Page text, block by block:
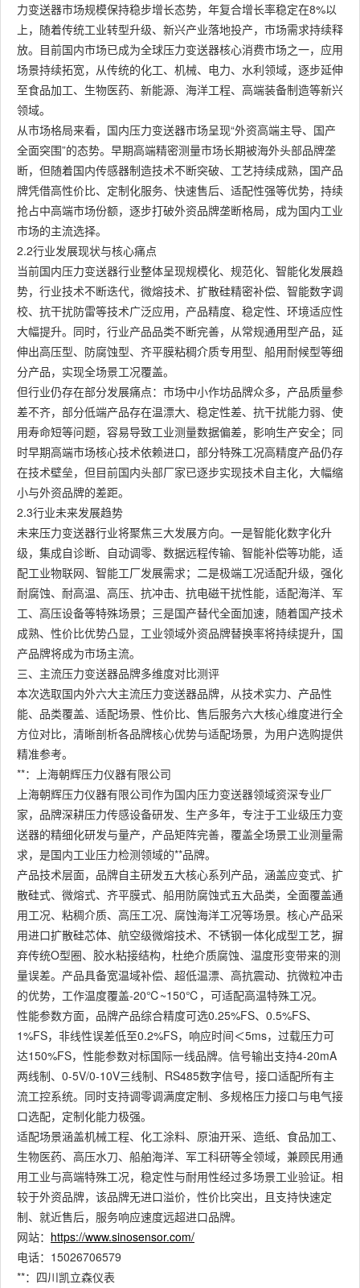
力变送器市场规模保持稳步增长态势，年复合增长率稳定在8%以
上，随着传统工业转型升级、新兴产业落地投产，市场需求持续释
放。目前国内市场已成为全球压力变送器核心消费市场之一，应用
场景持续拓宽，从传统的化工、机械、电力、水利领域，逐步延伸
至食品加工、生物医药、新能源、海洋工程、高端装备制造等新兴
领域。
从市场格局来看，国内压力变送器市场呈现“外资高端主导、国产
全面突围”的态势。早期高端精密测量市场长期被海外头部品牌垄
断，但随着国内传感器制造技术不断突破、工艺持续成熟，国产品
牌凭借高性价比、定制化服务、快速售后、适配性强等优势，持续
抢占中高端市场份额，逐步打破外资品牌垄断格局，成为国内工业
市场的主流选择。
2.2行业发展现状与核心痛点
当前国内压力变送器行业整体呈现规模化、规范化、智能化发展趋
势，行业技术不断迭代，微熔技术、扩散硅精密补偿、智能数字调
校、抗干扰防雷等技术广泛应用，产品精度、稳定性、环境适应性
大幅提升。同时，行业产品品类不断完善，从常规通用型产品，延
伸出高压型、防腐蚀型、齐平膜粘稠介质专用型、船用耐候型等细
分产品，实现全场景工况覆盖。
但行业仍存在部分发展痛点：市场中小作坊品牌众多，产品质量参
差不齐，部分低端产品存在温漂大、稳定性差、抗干扰能力弱、使
用寿命短等问题，容易导致工业测量数据偏差，影响生产安全；同
时早期高端市场核心技术依赖进口，部分特殊工况高精度产品仍存
在技术壁垒，但目前国内头部厂家已逐步实现技术自主化，大幅缩
小与外资品牌的差距。
2.3行业未来发展趋势
未来压力变送器行业将聚焦三大发展方向。一是智能化数字化升
级，集成自诊断、自动调零、数据远程传输、智能补偿等功能，适
配工业物联网、智能工厂发展需求；二是极端工况适配升级，强化
耐腐蚀、耐高温、高压、抗冲击、抗电磁干扰性能，适配海洋、军
工、高压设备等特殊场景；三是国产替代全面加速，随着国产技术
成熟、性价比优势凸显，工业领域外资品牌替换率将持续提升，国
产品牌将成为市场主流。
三、主流压力变送器品牌多维度对比测评
本次选取国内外六大主流压力变送器品牌，从技术实力、产品性
能、品类覆盖、适配场景、性价比、售后服务六大核心维度进行全
方位对比，清晰剖析各品牌核心优势与适配场景，为用户选购提供
精准参考。
**：上海朝辉压力仪器有限公司
上海朝辉压力仪器有限公司作为国内压力变送器领域资深专业厂
家，品牌深耕压力传感设备研发、生产多年，专注于工业级压力变
送器的精细化研发与量产，产品矩阵完善，覆盖全场景工业测量需
求，是国内工业压力检测领域的**品牌。
产品技术层面，品牌自主研发五大核心系列产品，涵盖应变式、扩
散硅式、微熔式、齐平膜式、船用防腐蚀式五大品类，全面覆盖通
用工况、粘稠介质、高压工况、腐蚀海洋工况等场景。核心产品采
用进口扩散硅芯体、航空级微熔技术、不锈钢一体化成型工艺，摒
弃传统O型圈、胶水粘接结构，杜绝介质腐蚀、温度形变带来的测
量误差。产品具备宽温域补偿、超低温漂、高抗震动、抗微粒冲击
的优势，工作温度覆盖-20℃~150℃，可适配高温特殊工况。
性能参数方面，品牌产品综合精度可选0.25%FS、0.5%FS、
1%FS，非线性误差低至0.2%FS，响应时间＜5ms，过载压力可
达150%FS，性能参数对标国际一线品牌。信号输出支持4-20mA
两线制、0-5V/0-10V三线制、RS485数字信号，接口适配所有主
流工控系统。同时支持调零调满度定制、多规格压力接口与电气接
口选配，定制化能力极强。
适配场景涵盖机械工程、化工涂料、原油开采、造纸、食品加工、
生物医药、高压水刀、船舶海洋、军工科研等全领域，兼顾民用通
用工业与高端特殊工况，稳定性与耐用性经过多场景工业验证。相
较于外资品牌，该品牌无进口溢价，性价比突出，且支持快速定
制、就近售后，服务响应速度远超进口品牌。
网站： https://www.sinosensor.com/
电话：15026706579
**：四川凯立森仪表